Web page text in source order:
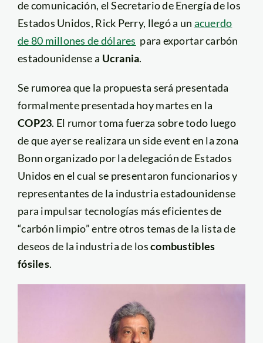
de comunicación, el Secretario de Energía de los
Estados Unidos, Rick Perry, llegó a un acuerdo
de 80 millones de dólares para exportar carbón
estadounidense a Ucrania.
Se rumorea que la propuesta será presentada
formalmente presentada hoy martes en la
COP23. El rumor toma fuerza sobre todo luego
de que ayer se realizara un side event en la zona
Bonn organizado por la delegación de Estados
Unidos en el cual se presentaron funcionarios y
representantes de la industria estadounidense
para impulsar tecnologías más eficientes de
“carbón limpio” entre otros temas de la lista de
deseos de la industria de loscombustibles
fósiles.